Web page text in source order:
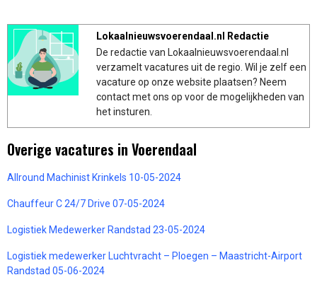
Lokaalnieuwsvoerendaal.nl Redactie
De redactie van Lokaalnieuwsvoerendaal.nl
verzamelt vacatures uit de regio. Wil je zelf een
vacature op onze website plaatsen? Neem
contact met ons op voor de mogelijkheden van
het insturen.
Overige vacatures in Voerendaal
Allround Machinist Krinkels 10-05-2024
Chauffeur C 24/7 Drive 07-05-2024
Logistiek Medewerker Randstad 23-05-2024
Logistiek medewerker Luchtvracht – Ploegen – Maastricht-Airport
Randstad 05-06-2024